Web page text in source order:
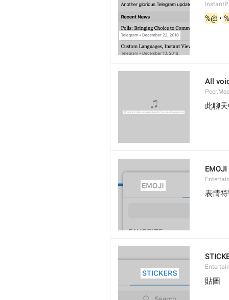
%@ •
All
此聊
EMOJI
表情
貼圖